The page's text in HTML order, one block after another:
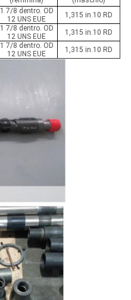
1 7/8 dentro. OD
12 UNS EUE
1,315 in.10 RD
1 7/8 dentro. OD
12 UNS EUE
1,315 in.10 RD
1 7/8 dentro. OD
12 UNS EUE
1,315 in.10 RD